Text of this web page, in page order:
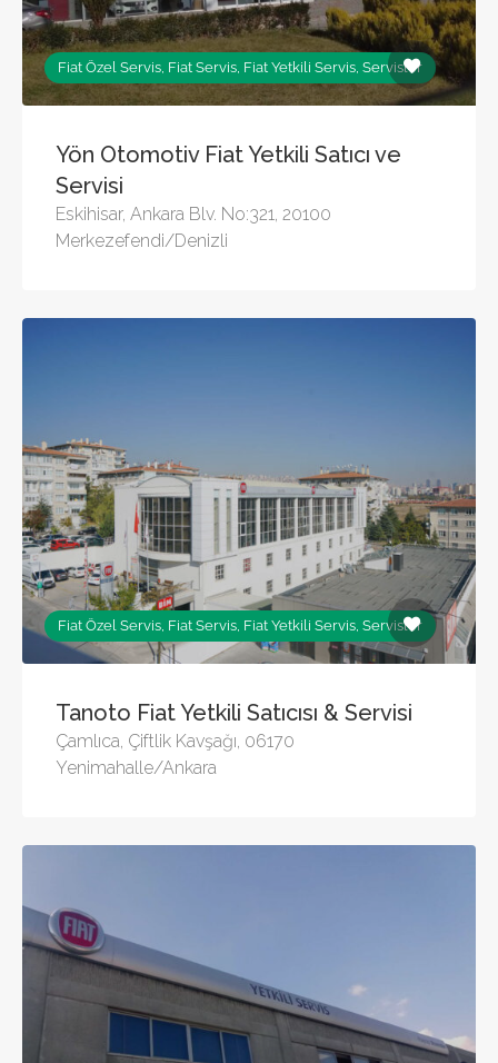
Fiat Özel Servis, Fiat Servis, Fiat Yetkili Servis, Servisler
Yön Otomotiv Fiat Yetkili Satıcı ve
Servisi
Eskihisar, Ankara Blv. No:321, 20100
Merkezefendi/Denizli
Fiat Özel Servis, Fiat Servis, Fiat Yetkili Servis, Servisler
Tanoto Fiat Yetkili Satıcısı & Servisi
Çamlıca, Çiftlik Kavşağı, 06170
Yenimahalle/Ankara